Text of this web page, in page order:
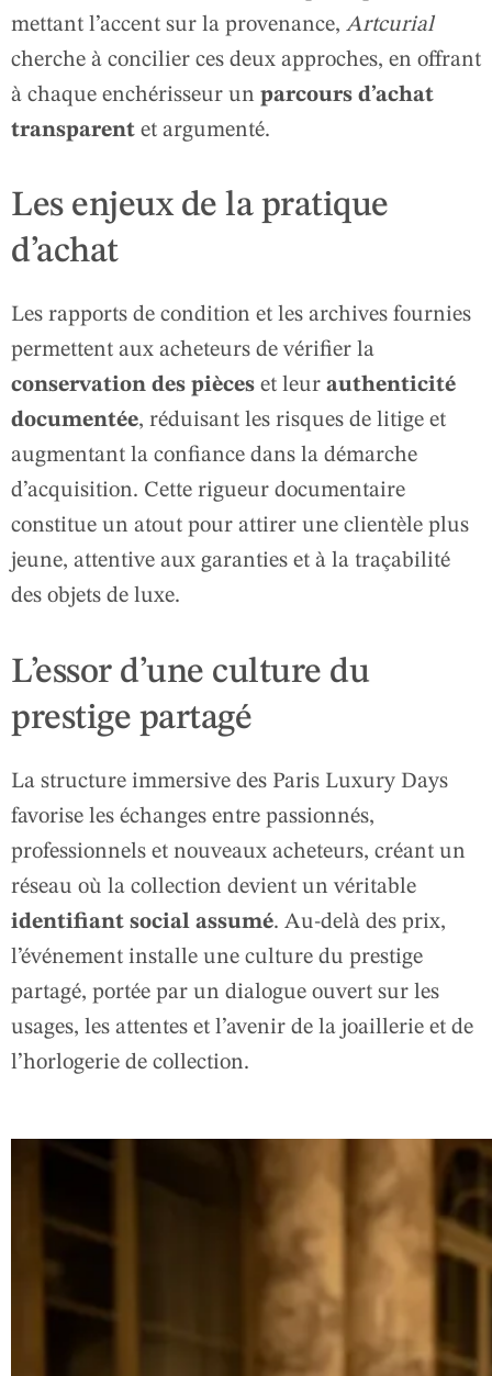
mettant l’accent sur la provenance, Artcurial
cherche à concilier ces deux approches, en offrant
à chaque enchérisseur un parcours d’achat
transparent et argumenté.
Les enjeux de la pratique
d’achat
Les rapports de condition et les archives fournies
permettent aux acheteurs de vérifier la
conservation des pièces et leur authenticité
documentée, réduisant les risques de litige et
augmentant la confiance dans la démarche
d’acquisition. Cette rigueur documentaire
constitue un atout pour attirer une clientèle plus
jeune, attentive aux garanties et à la traçabilité
des objets de luxe.
L’essor d’une culture du
prestige partagé
La structure immersive des Paris Luxury Days
favorise les échanges entre passionnés,
professionnels et nouveaux acheteurs, créant un
réseau où la collection devient un véritable
identifiant social assumé. Au‑delà des prix,
l’événement installe une culture du prestige
partagé, portée par un dialogue ouvert sur les
usages, les attentes et l’avenir de la joaillerie et de
l’horlogerie de collection.